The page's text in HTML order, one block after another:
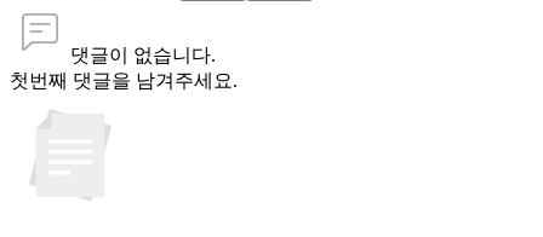
댓글이 없습니다.
첫번째 댓글을 남겨주세요.